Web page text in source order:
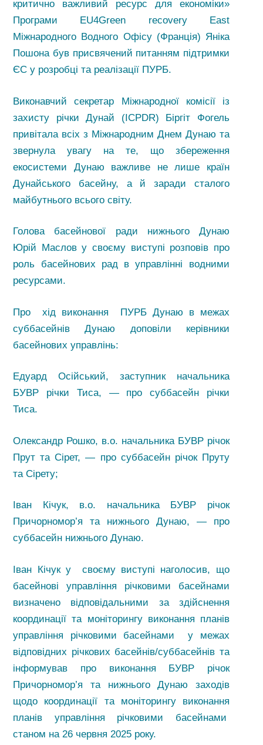
критично важливий ресурс для економіки»
Програми EU4Green recovery East
Міжнародного Водного Офісу (Франція) Яніка
Пошона був присвячений питанням підтримки
ЄС у розробці та реалізації ПУРБ.
Виконавчий секретар Міжнародної комісії із
захисту річки Дунай (ICPDR) Біргіт Фогель
привітала всіх з Міжнародним Днем Дунаю та
звернула увагу на те, що збереження
екосистеми Дунаю важливе не лише країн
Дунайського басейну, а й заради сталого
майбутнього всього світу.
Голова басейнової ради нижнього Дунаю
Юрій Маслов у своєму виступі розповів про
роль басейнових рад в управлінні водними
ресурсами.
Про хід виконання ПУРБ Дунаю в межах
суббасейнів Дунаю доповіли керівники
басейнових управлінь:
Едуард Осійський, заступник начальника
БУВР річки Тиса, — про суббасейн річки
Тиса.
Олександр Рошко, в.о. начальника БУВР річок
Прут та Сірет, — про суббасейн річок Пруту
та Сірету;
Іван Кічук, в.о. начальника БУВР річок
Причорномор’я та нижнього Дунаю, — про
суббасейн нижнього Дунаю.
Іван Кічук у своєму виступі наголосив, що
басейнові управління річковими басейнами
визначено відповідальними за здійснення
координації та моніторингу виконання планів
управління річковими басейнами у межах
відповідних річкових басейнів/суббасейнів та
інформував про виконання БУВР річок
Причорномор’я та нижнього Дунаю заходів
щодо координації та моніторингу виконання
планів управління річковими басейнами
станом на 26 червня 2025 року.